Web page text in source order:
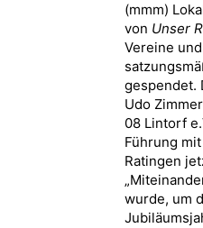
(mmm)
von Unser
Vereine
gespendet.
Udo
08 Lintorf
Führung
Ratingen
wurde, um